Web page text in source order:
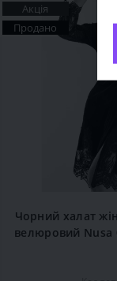
Акція
Продано
Чорний халат
велюровий